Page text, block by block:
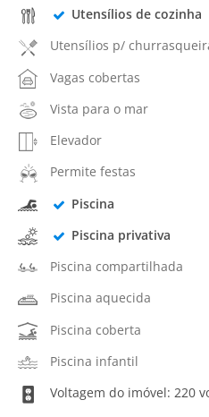
Utensílios de cozinha
Utensílios p/
Vagas cobertas
Vista para o mar
Elevador
Permite festas
Piscina
Piscina privativa
Piscina compartilhada
Piscina aquecida
Piscina coberta
Piscina infantil
Voltagem do imóvel: 220